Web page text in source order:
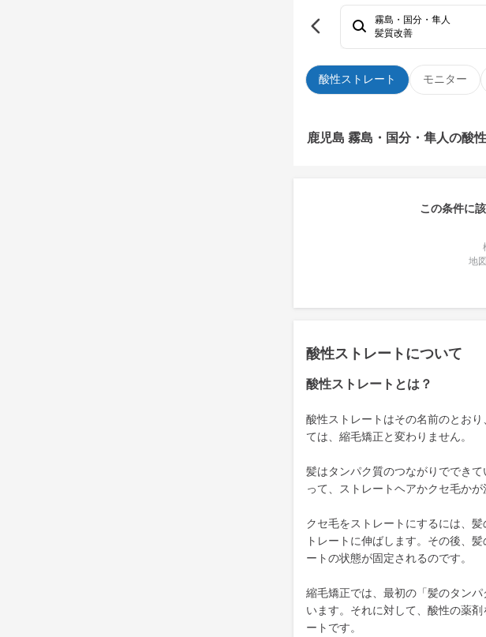
酸性ストレート モニター
霧島・国分・隼人
髪質改善
鹿児島 霧島・国分・隼人の酸
この条件に
地
酸性ストレートについて
酸性ストレートとは？
酸性ストレートはその名前のとお
ては、縮毛矯正と変わりません。
髪はタンパク質のつながりででき
って、ストレートヘアかクセ毛かが
クセ毛をストレートにするには、
トレートに伸ばします。その後、
ートの状態が固定されるのです。
縮毛矯正では、最初の「髪のタン
います。それに対して、酸性の薬
ートです。